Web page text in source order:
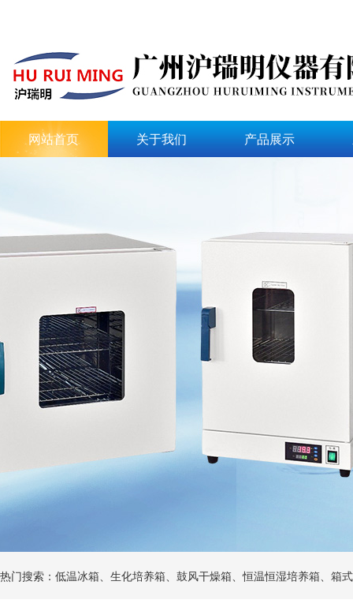
网站首页 关于我们 产品展示
热门搜索：低温冰箱、生化培养箱、鼓风干燥箱、恒温恒湿培养箱、箱